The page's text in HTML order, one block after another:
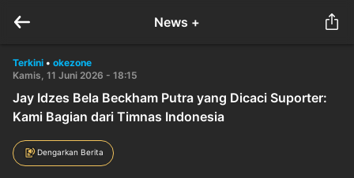
News +
Terkini • okezone
Kamis, 11 Juni 2026 - 18:15
Jay Idzes Bela Beckham Putra yang Dicaci Suporter:
Kami Bagian dari Timnas Indonesia
Dengarkan Berita